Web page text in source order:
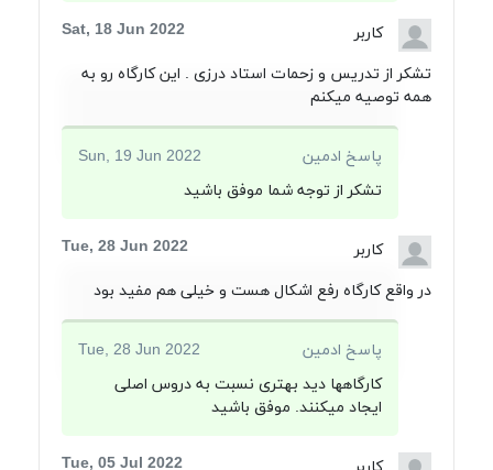
کاربر Sat, 18 Jun 2022
تشکر از تدریس و زحمات استاد درزی . این کارگاه رو به
همه توصیه میکنم
پاسخ ادمین
Sun, 19 Jun 2022
تشکر از توجه شما موفق باشید
کاربر Tue, 28 Jun 2022
در واقع کارگاه رفع اشکال هست و خیلی هم مفید بود
پاسخ ادمین
Tue, 28 Jun 2022
کارگاهها دید بهتری نسبت به دروس اصلی
ایجاد میکنند. موفق باشید
Tue, 05 Jul 2022